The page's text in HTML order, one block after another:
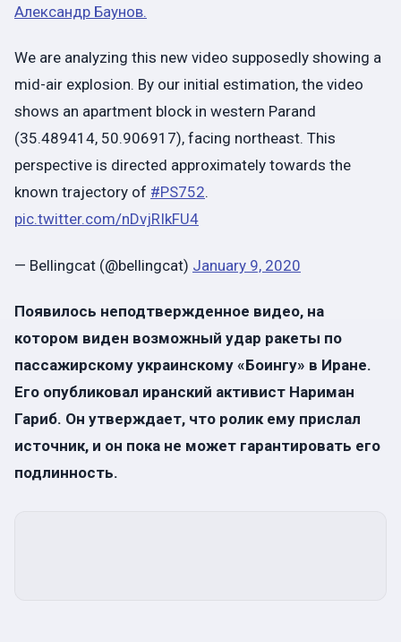
Александр Баунов.
We are analyzing this new video supposedly showing a
mid-air explosion. By our initial estimation, the video
shows an apartment block in western Parand
(35.489414, 50.906917), facing northeast. This
perspective is directed approximately towards the
known trajectory of #PS752.
pic.twitter.com/nDvjRIkFU4
— Bellingcat (@bellingcat) January 9, 2020
Появилось неподтвержденное видео, на
котором виден возможный удар ракеты по
пассажирскому украинскому «Боингу» в Иране.
Его опубликовал иранский активист Нариман
Гариб. Он утверждает, что ролик ему прислал
источник, и он пока не может гарантировать его
подлинность.